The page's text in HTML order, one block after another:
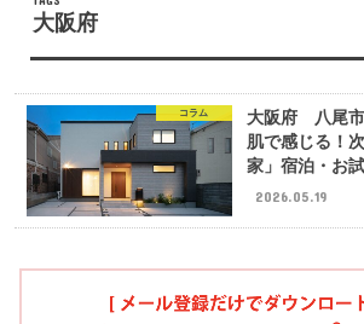
大阪府
コラム
大阪府 八尾
肌で感じる！
家」宿泊・お
2026.05.19